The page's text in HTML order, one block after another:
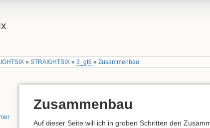
» STRAIGHTSIX» 3_gt6 » Zusammenbau
Zusammenbau
Auf dieser Seite will ich in groben Schritten den